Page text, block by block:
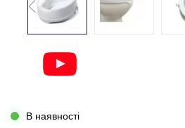
В наявності